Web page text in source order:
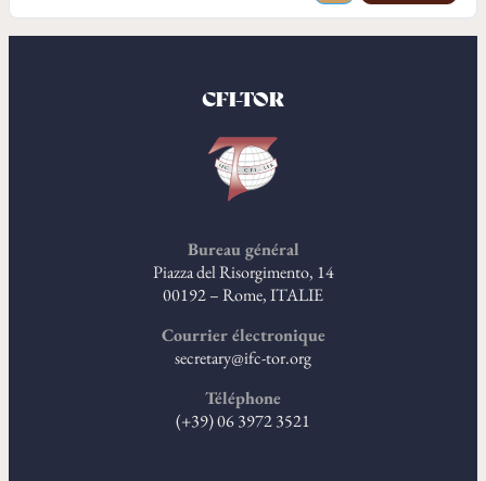
CFI-TOR
Bureau général
Piazza del Risorgimento, 14
00192 – Rome, ITALIE
Courrier électronique
secretary@ifc-tor.org
Téléphone
(+39) 06 3972 3521